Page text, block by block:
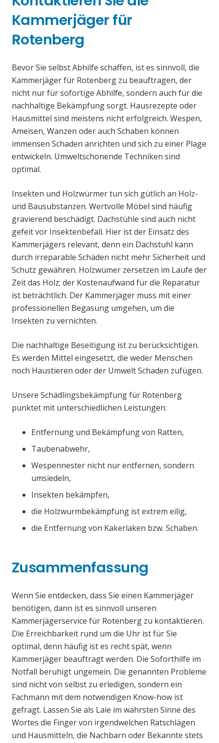
Kammerjäger für
Rotenberg
Bevor Sie selbst Abhilfe schaffen, ist es sinnvoll, die
Kammerjäger für Rotenberg zu beauftragen, der
nicht nur für sofortige Abhilfe, sondern auch für die
nachhaltige Bekämpfung sorgt. Hausrezepte oder
Hausmittel sind meistens nicht erfolgreich. Wespen,
Ameisen, Wanzen oder auch Schaben können
immensen Schaden anrichten und sich zu einer Plage
entwickeln. Umweltschonende Techniken sind
optimal.
Insekten und Holzwürmer tun sich gütlich an Holz-
und Bausubstanzen. Wertvolle Möbel sind häufig
gravierend beschädigt. Dachstühle sind auch nicht
gefeit vor Insektenbefall. Hier ist der Einsatz des
Kammerjägers relevant, denn ein Dachstuhl kann
durch irreparable Schäden nicht mehr Sicherheit und
Schutz gewähren. Holzwümer zersetzen im Laufe der
Zeit das Holz; der Kostenaufwand für die Reparatur
ist beträchtlich. Der Kammerjäger muss mit einer
professionellen Begasung umgehen, um die
Insekten zu vernichten.
Die nachhaltige Beseitigung ist zu berücksichtigen.
Es werden Mittel eingesetzt, die weder Menschen
noch Haustieren oder der Umwelt Schaden zufügen.
Unsere Schädlingsbekämpfung für Rotenberg
punktet mit unterschiedlichen Leistungen:
Entfernung und Bekämpfung von Ratten,
Taubenabwehr,
Wespennester nicht nur entfernen, sondern
umsiedeln,
Insekten bekämpfen,
die Holzwurmbekämpfung ist extrem eilig,
die Entfernung von Kakerlaken bzw. Schaben.
Zusammenfassung
Wenn Sie entdecken, dass Sie einen Kammerjäger
benötigen, dann ist es sinnvoll unseren
Kammerjägerservice für Rotenberg zu kontaktieren.
Die Erreichbarkeit rund um die Uhr ist für Sie
optimal, denn häufig ist es recht spät, wenn
Kammerjäger beauftragt werden. Die Soforthilfe im
Notfall beruhigt ungemein. Die genannten Probleme
sind nicht von selbst zu erledigen, sondern ein
Fachmann mit dem notwendigen Know-how ist
gefragt. Lassen Sie als Laie im wahrsten Sinne des
Wortes die Finger von irgendwelchen Ratschlägen
und Hausmitteln, die Nachbarn oder Bekannte stets